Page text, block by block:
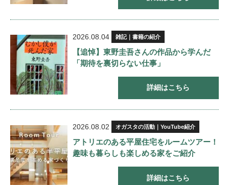
2026.08.04 雑記｜書籍の紹介
【追悼】東野圭吾さんの作品から学んだ
「期待を裏切らない仕事」
詳細はこちら
2026.08.02 オガスタの活動｜YouTube紹介
アトリエのある平屋住宅をルームツアー！
趣味も暮らしも楽しめる家をご紹介
詳細はこちら